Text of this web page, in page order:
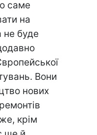
саме
на
не буде
Вони
нових
крім